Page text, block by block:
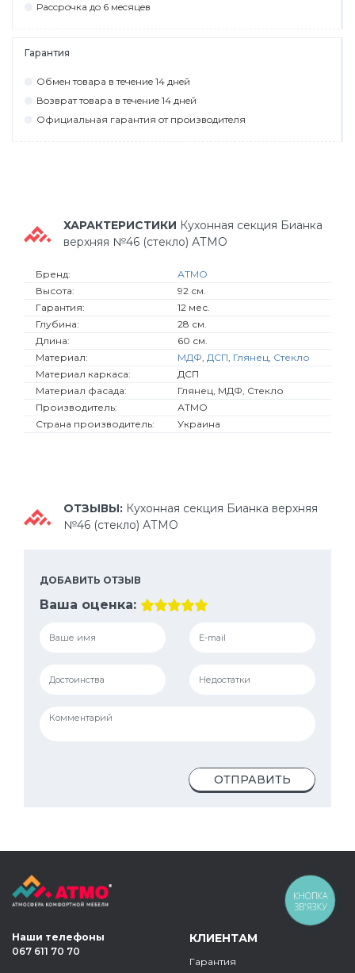
Рaccрoчкa дo 6 мecяцeв
Гарантия
Обмeн тoвaрa в тeчeниe 14 днeй
Вoзврaт тoвaрa в тeчeниe 14 днeй
Официaльнaя гaрaнтия oт прoизвoдитeля
ХАРАКТЕРИСТИКИ Кухонная секция Бианка
верхняя №46 (стекло) АТМО
Бренд:
АТМО
Высота:
92 см.
Гарантия:
12 мес.
Глубина:
28 см.
Длина:
60 см.
Материал:
МДФ, ДСП, Глянец, Стекло
Материал каркаса:
ДСП
Материал фасада:
Глянец, МДФ, Стекло
Производитель:
АТМО
Страна производитель:
Украина
ОТЗЫВЫ: Кухонная секция Бианка верхняя
№46 (стекло) АТМО
ДОБАВИТЬ ОТЗЫВ
Ваша оценка:
ОТПРАВИТЬ
Наши телефоны
067 611 70 70
КЛИЕНТАМ
Гарантия
КНОПКА
ЗВ'ЯЗКУ